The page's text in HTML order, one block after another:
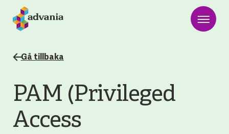
Gå tillbaka
PAM (Privileged
Access